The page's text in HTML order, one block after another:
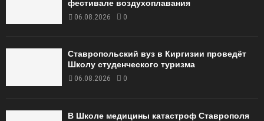
фестивале воздухоплавания
06.08.2026 0
Ставропольский вуз в Киргизии проведёт
Школу студенческого туризма
06.08.2026 0
В Школе медицины катастроф Ставрополя